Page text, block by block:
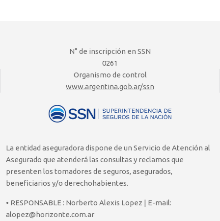
N° de inscripción en SSN
0261
Organismo de control
www.argentina.gob.ar/ssn
La entidad aseguradora dispone de un Servicio de Atención al
Asegurado que atenderá las consultas y reclamos que
presenten los tomadores de seguros, asegurados,
beneficiarios y/o derechohabientes.
• RESPONSABLE : Norberto Alexis Lopez | E-mail:
alopez@horizonte.com.ar